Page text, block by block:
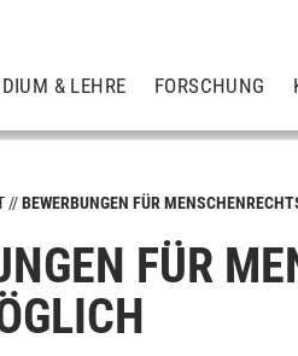
& LEHRE FORSCHUNG
BEWERBUNGEN FÜR
FÜR